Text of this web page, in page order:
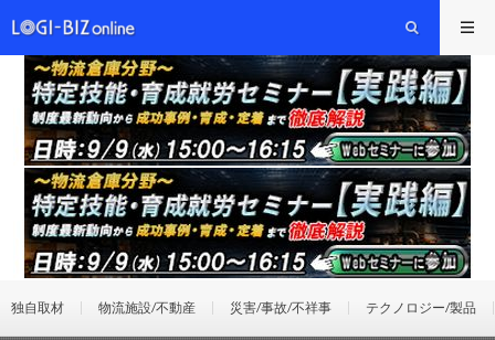
独自取材 物流施設/不動産 災害/事故/不祥事 テクノロジー/製品